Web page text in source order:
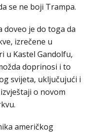
se ne boji Trampa.
doveo je do toga da
izrečene u
u Kastel Gandolfu,
doprinosi i to
svijeta, uključujući i
o novom
američkog